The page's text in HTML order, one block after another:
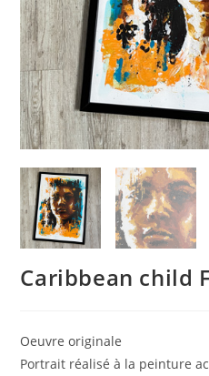
Caribbean child
Oeuvre originale
Portrait réalisé à la peinture